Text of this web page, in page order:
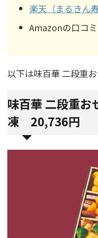
楽天（まるきん
Amazonの口コミ
以下は味百華 二段重お
味百華 二段重お
凍 20,736円